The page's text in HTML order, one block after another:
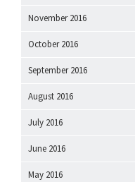
November 2016
October 2016
September 2016
August 2016
July 2016
June 2016
May 2016